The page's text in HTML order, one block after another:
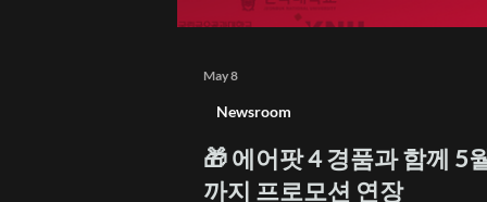
🎁 에어팟 4 경품과 함께 5
까지 프로모션 연장
Newsroom
May 8